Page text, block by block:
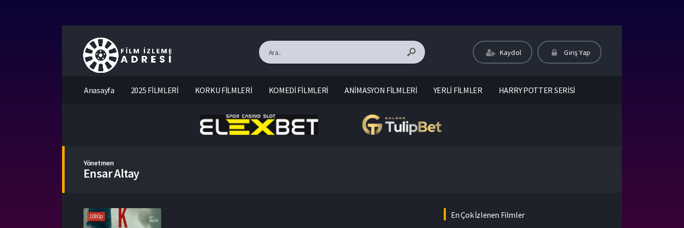
Kaydol Giriş Yap
Anasayfa 2025 FİLMLERİ KORKU FİLMLERİ KOMEDİ FİLMLERİ ANİMASYON FİLMLERİ YERLİ FİLMLER HARRY POTTER SERİSİ
Yönetmen
Ensar Altay
1080p En Çok İzlenen Filmler